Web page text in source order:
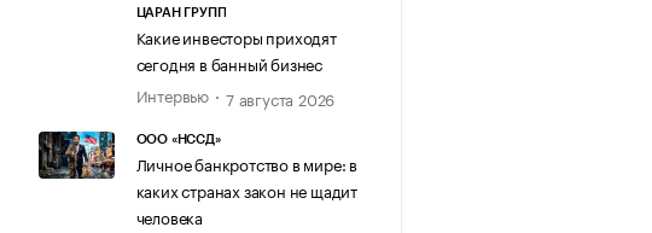
ЦАРАН ГРУПП
Какие инвесторы приходят
сегодня в банный бизнес
Интервью
7 августа 2026
ООО «НССД»
Личное банкротство в мире: в
каких странах закон не щадит
человека